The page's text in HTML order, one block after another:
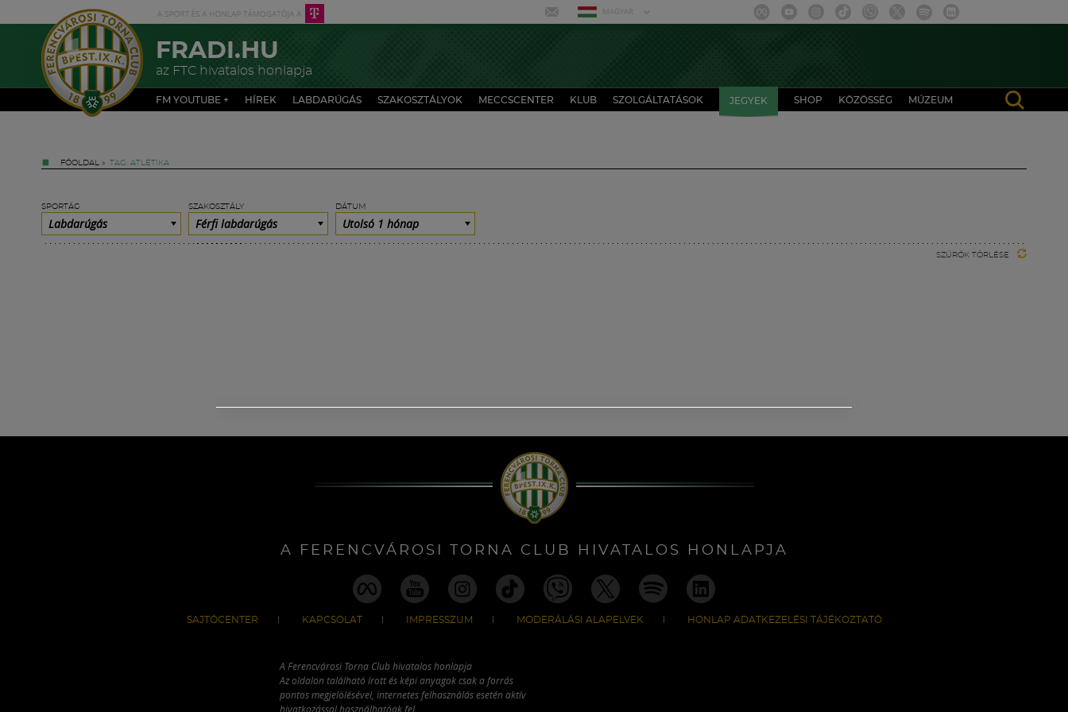
MAGYAR
FRADI.HU
az FTC hivatalos honlapja
FM YOUTUBE + HÍREK LABDARÚGÁS SZAKOSZTÁLYOK MECCSCENTER KLUB SZOLGÁLTATÁSOK JEGYEK SHOP KÖZÖSSÉG MÚZEUM
FŐOLDAL » TAG: ATLÉTIKA
SPORTÁG
Labdarúgás
SZAKOSZTÁLY
Férfi labdarúgás
DÁTUM
Utolsó 1 hónap
SZŰRŐK TÖRLÉSE
A FERENCVÁROSI TORNA CLUB HIVATALOS HONLAPJA
SAJTÓCENTER KAPCSOLAT IMPRESSZUM MODERÁLÁSI ALAPELVEK HONLAP ADATKEZELÉSI TÁJÉKOZTATÓ
A Ferencvárosi Torna Club hivatalos honlapja
Az oldalon található írott és képi anyagok csak a forrás
pontos megjelölésével, internetes felhasználás esetén aktív
hivatkozással használhatóak fel.